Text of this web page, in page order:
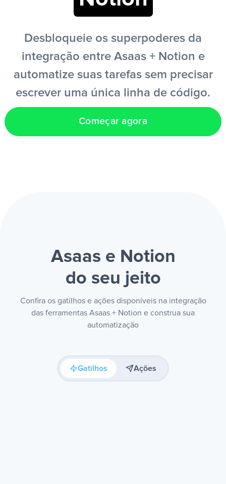
Desbloqueie os superpoderes da
integração entre Asaas + Notion e
automatize suas tarefas sem precisar
escrever uma única linha de código.
Começar agora
Asaas e Notion
do seu jeito
Confira os gatilhos e ações disponíveis na integração
das ferramentas Asaas + Notion e construa sua
automatização
Gatilhos Ações